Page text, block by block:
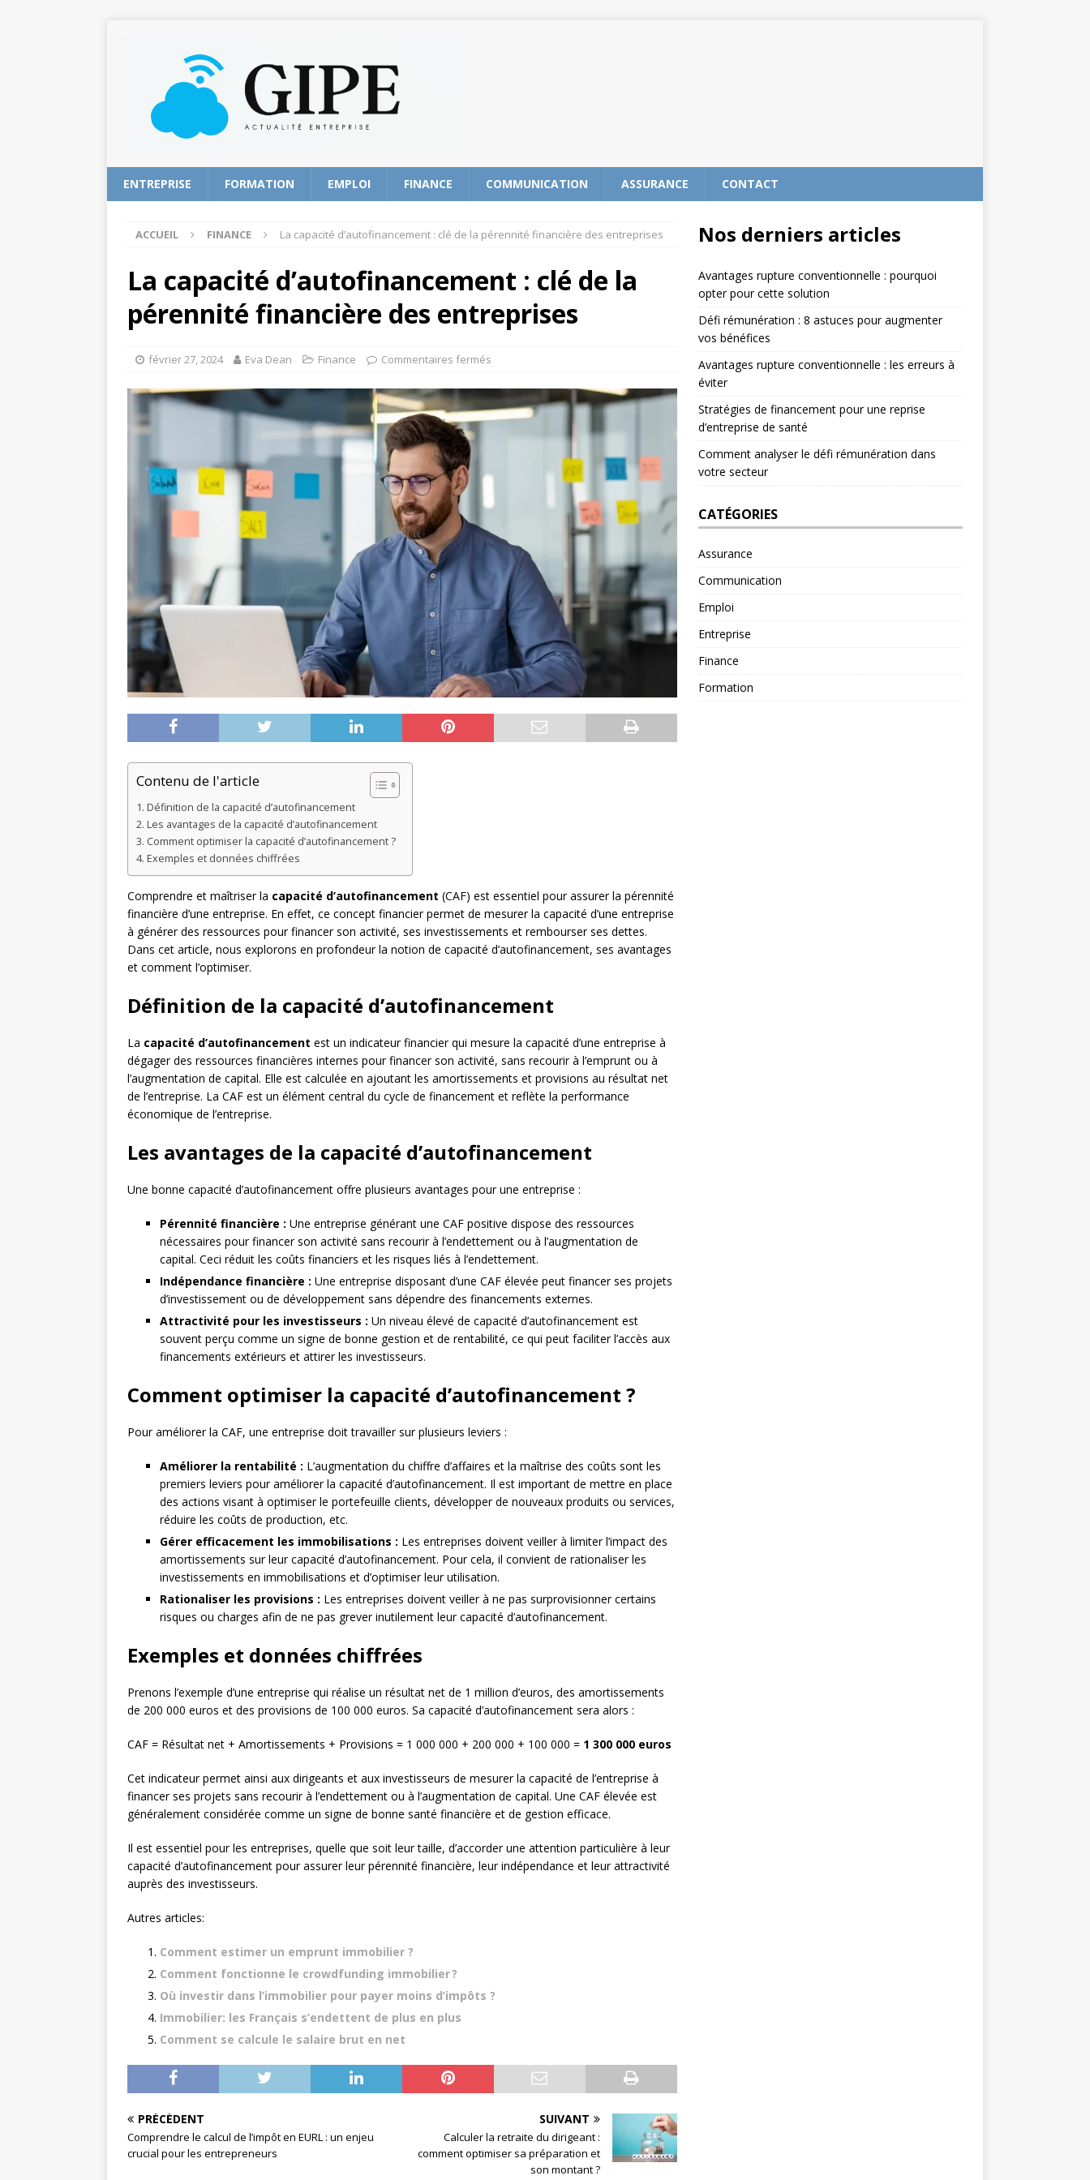
ENTREPRISE FORMATION EMPLOI FINANCE COMMUNICATION ASSURANCE CONTACT
ACCUEIL FINANCE La capacité d’autofinancement : clé de la pérennité financière des entreprises
La capacité d’autofinancement : clé de la
pérennité financière des entreprises
février 27, 2024 Eva Dean Finance Commentaires fermés
Contenu de l'article
Définition de la capacité d’autofinancement
Les avantages de la capacité d’autofinancement
Comment optimiser la capacité d’autofinancement ?
Exemples et données chiffrées
Comprendre et maîtriser la capacité d’autofinancement (CAF) est essentiel pour assurer la pérennité
financière d’une entreprise. En effet, ce concept financier permet de mesurer la capacité d’une entreprise
à générer des ressources pour financer son activité, ses investissements et rembourser ses dettes.
Dans cet article, nous explorons en profondeur la notion de capacité d’autofinancement, ses avantages
et comment l’optimiser.
Définition de la capacité d’autofinancement
La capacité d’autofinancement est un indicateur financier qui mesure la capacité d’une entreprise à
dégager des ressources financières internes pour financer son activité, sans recourir à l’emprunt ou à
l’augmentation de capital. Elle est calculée en ajoutant les amortissements et provisions au résultat net
de l’entreprise. La CAF est un élément central du cycle de financement et reflète la performance
économique de l’entreprise.
Les avantages de la capacité d’autofinancement
Une bonne capacité d’autofinancement offre plusieurs avantages pour une entreprise :
Pérennité financière : Une entreprise générant une CAF positive dispose des ressources
nécessaires pour financer son activité sans recourir à l’endettement ou à l’augmentation de
capital. Ceci réduit les coûts financiers et les risques liés à l’endettement.
Indépendance financière : Une entreprise disposant d’une CAF élevée peut financer ses projets
d’investissement ou de développement sans dépendre des financements externes.
Attractivité pour les investisseurs : Un niveau élevé de capacité d’autofinancement est
souvent perçu comme un signe de bonne gestion et de rentabilité, ce qui peut faciliter l’accès aux
financements extérieurs et attirer les investisseurs.
Comment optimiser la capacité d’autofinancement ?
Pour améliorer la CAF, une entreprise doit travailler sur plusieurs leviers :
Améliorer la rentabilité : L’augmentation du chiffre d’affaires et la maîtrise des coûts sont les
premiers leviers pour améliorer la capacité d’autofinancement. Il est important de mettre en place
des actions visant à optimiser le portefeuille clients, développer de nouveaux produits ou services,
réduire les coûts de production, etc.
Gérer efficacement les immobilisations : Les entreprises doivent veiller à limiter l’impact des
amortissements sur leur capacité d’autofinancement. Pour cela, il convient de rationaliser les
investissements en immobilisations et d’optimiser leur utilisation.
Rationaliser les provisions : Les entreprises doivent veiller à ne pas surprovisionner certains
risques ou charges afin de ne pas grever inutilement leur capacité d’autofinancement.
Exemples et données chiffrées
Prenons l’exemple d’une entreprise qui réalise un résultat net de 1 million d’euros, des amortissements
de 200 000 euros et des provisions de 100 000 euros. Sa capacité d’autofinancement sera alors :
CAF = Résultat net + Amortissements + Provisions = 1 000 000 + 200 000 + 100 000 = 1 300 000 euros
Cet indicateur permet ainsi aux dirigeants et aux investisseurs de mesurer la capacité de l’entreprise à
financer ses projets sans recourir à l’endettement ou à l’augmentation de capital. Une CAF élevée est
généralement considérée comme un signe de bonne santé financière et de gestion efficace.
Il est essentiel pour les entreprises, quelle que soit leur taille, d’accorder une attention particulière à leur
capacité d’autofinancement pour assurer leur pérennité financière, leur indépendance et leur attractivité
auprès des investisseurs.
Autres articles:
Comment estimer un emprunt immobilier ?
Comment fonctionne le crowdfunding immobilier ?
Où investir dans l’immobilier pour payer moins d’impôts ?
Immobilier: les Français s’endettent de plus en plus
Comment se calcule le salaire brut en net
PRÉCÉDENT
Comprendre le calcul de l’impôt en EURL : un enjeu
crucial pour les entrepreneurs
SUIVANT
Calculer la retraite du dirigeant :
comment optimiser sa préparation et
son montant ?
Nos derniers articles
Avantages rupture conventionnelle : pourquoi
opter pour cette solution
Défi rémunération : 8 astuces pour augmenter
vos bénéfices
Avantages rupture conventionnelle : les erreurs à
éviter
Stratégies de financement pour une reprise
d’entreprise de santé
Comment analyser le défi rémunération dans
votre secteur
CATÉGORIES
Assurance
Communication
Emploi
Entreprise
Finance
Formation